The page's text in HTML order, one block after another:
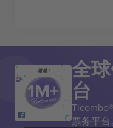
谢谢！ 全
台
票务平台